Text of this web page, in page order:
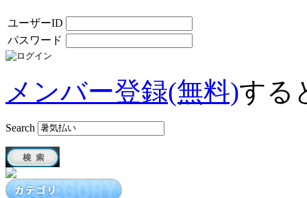
ユーザーID
パスワード
メンバー登録(無料)する
Search